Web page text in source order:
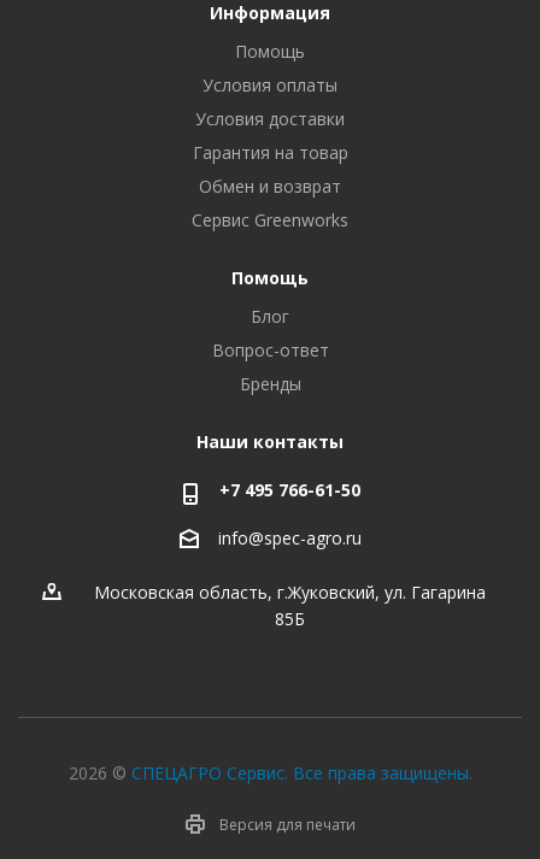
Информация
Помощь
Условия оплаты
Условия доставки
Гарантия на товар
Обмен и возврат
Сервис Greenworks
Помощь
Блог
Вопрос-ответ
Бренды
Наши контакты
+7 495 766-61-50
info@spec-agro.ru
Московская область, г.Жуковский, ул. Гагарина
85Б
2026 © СПЕЦАГРО Сервис. Все права защищены.
Версия для печати